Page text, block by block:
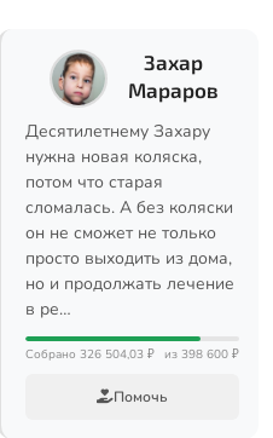
Захар
Мараров
Десятилетнему Захару
нужна новая коляска,
потом что старая
сломалась. А без коляски
он не сможет не только
просто выходить из дома,
но и продолжать лечение
в ре…
Собрано 326 504,03 ₽ из 398 600 ₽
Помочь